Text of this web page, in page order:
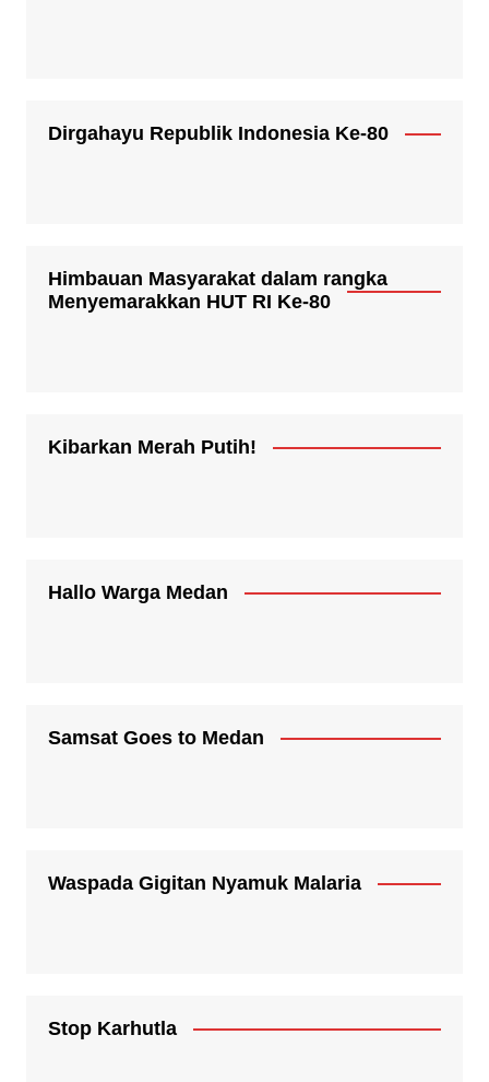
Dirgahayu Republik Indonesia Ke-80
Himbauan Masyarakat dalam rangka
Menyemarakkan HUT RI Ke-80
Kibarkan Merah Putih!
Hallo Warga Medan
Samsat Goes to Medan
Waspada Gigitan Nyamuk Malaria
Stop Karhutla